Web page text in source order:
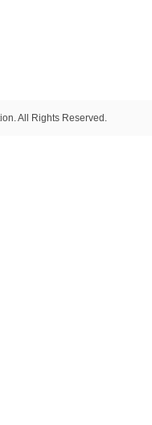
All Rights Reserved.